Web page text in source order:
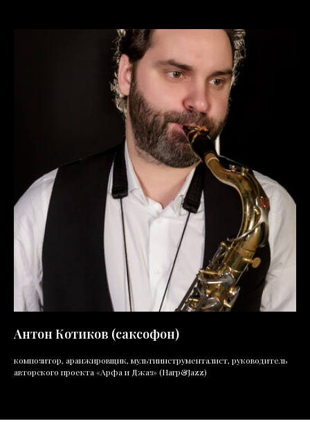
Антон Котиков (саксофон)
композитор, аранжировщик, мультиинструменталист, руководитель
авторского проекта «Арфа и Джаз» (Harp&Jazz)